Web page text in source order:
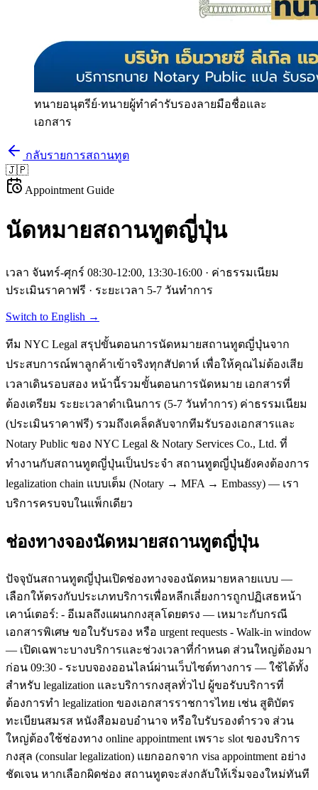
ทนายอนุตรีย์·ทนายผู้ทำคำรับรองลายมือชื่อและ
เอกสาร
กลับรายการสถานทูต
🇯🇵
Appointment Guide
นัดหมายสถานทูตญี่ปุ่น
เวลา จันทร์-ศุกร์ 08:30-12:00, 13:30-16:00 · ค่าธรรมเนียม
ประเมินราคาฟรี · ระยะเวลา 5-7 วันทำการ
Switch to English →
ทีม NYC Legal สรุปขั้นตอนการนัดหมายสถานทูตญี่ปุ่นจาก
ประสบการณ์พาลูกค้าเข้าจริงทุกสัปดาห์ เพื่อให้คุณไม่ต้องเสีย
เวลาเดินรอบสอง หน้านี้รวมขั้นตอนการนัดหมาย เอกสารที่
ต้องเตรียม ระยะเวลาดำเนินการ (5-7 วันทำการ) ค่าธรรมเนียม
(ประเมินราคาฟรี) รวมถึงเคล็ดลับจากทีมรับรองเอกสารและ
Notary Public ของ NYC Legal & Notary Services Co., Ltd. ที่
ทำงานกับสถานทูตญี่ปุ่นเป็นประจำ สถานทูตญี่ปุ่นยังคงต้องการ
legalization chain แบบเต็ม (Notary → MFA → Embassy) — เรา
บริการครบจบในแพ็กเดียว
ช่องทางจองนัดหมายสถานทูตญี่ปุ่น
ปัจจุบันสถานทูตญี่ปุ่นเปิดช่องทางจองนัดหมายหลายแบบ —
เลือกให้ตรงกับประเภทบริการเพื่อหลีกเลี่ยงการถูกปฏิเสธหน้า
เคาน์เตอร์: - อีเมลถึงแผนกกงสุลโดยตรง — เหมาะกับกรณี
เอกสารพิเศษ ขอใบรับรอง หรือ urgent requests - Walk-in window
— เปิดเฉพาะบางบริการและช่วงเวลาที่กำหนด ส่วนใหญ่ต้องมา
ก่อน 09:30 - ระบบจองออนไลน์ผ่านเว็บไซต์ทางการ — ใช้ได้ทั้ง
สำหรับ legalization และบริการกงสุลทั่วไป ผู้ขอรับบริการที่
ต้องการทำ legalization ของเอกสารราชการไทย เช่น สูติบัตร
ทะเบียนสมรส หนังสือมอบอำนาจ หรือใบรับรองตำรวจ ส่วน
ใหญ่ต้องใช้ช่องทาง online appointment เพราะ slot ของบริการ
กงสุล (consular legalization) แยกออกจาก visa appointment อย่าง
ชัดเจน หากเลือกผิดช่อง สถานทูตจะส่งกลับให้เริ่มจองใหม่ทันที